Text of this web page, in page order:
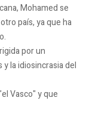
Mohamed se
país, ya que ha
por un
la idiosincrasia del
Vasco" y que